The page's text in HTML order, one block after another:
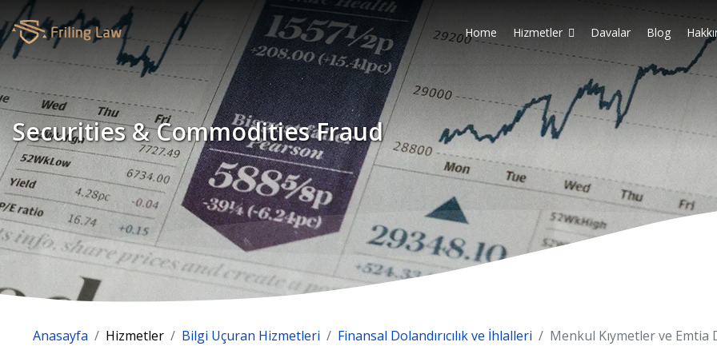
Home Hizmetler Davalar Blog
Securities & Commodities Fraud
Anasayfa Hizmetler Bilgi Uçuran Hizmetleri Finansal Dolandırıcılık ve İhlalleri Menkul Kıymetler ve Emtia